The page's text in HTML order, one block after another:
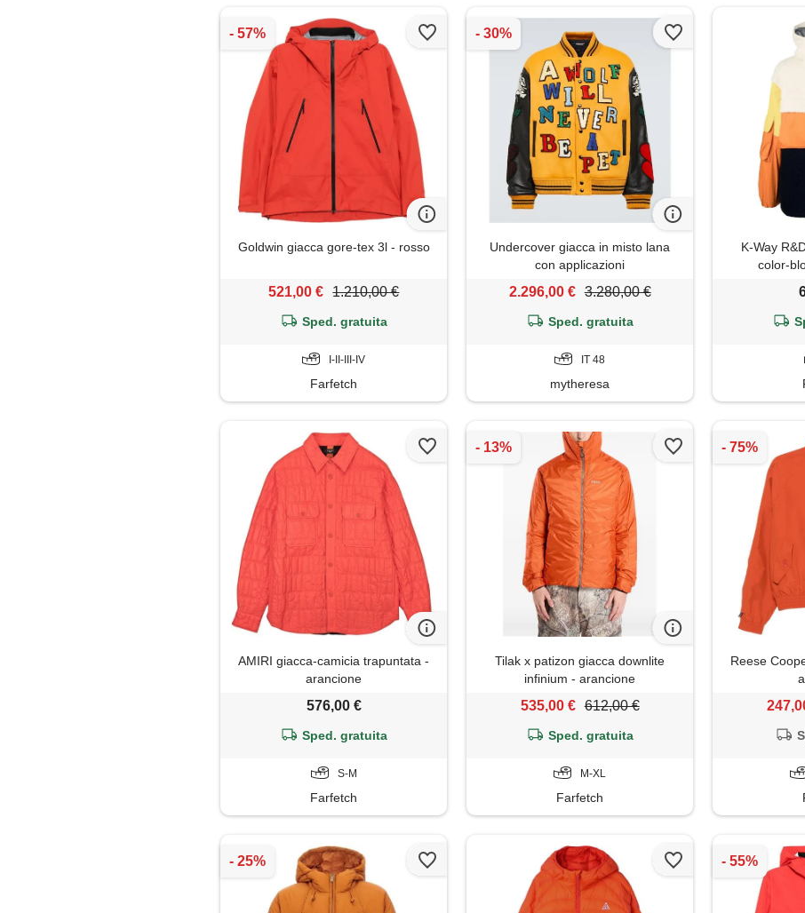
Goldwin giacca gore-tex 3l - rosso
521,00 € 1.210,00 €
Sped. gratuita
I-II-III-IV
Farfetch
Undercover giacca in misto lana
con applicazioni
2.296,00 € 3.280,00 €
Sped. gratuita
IT 48
mytheresa
K-Way
color-
AMIRI giacca-camicia trapuntata -
arancione
576,00 €
Sped. gratuita
S-M
Farfetch
Tilak x patizon giacca downlite
infinium - arancione
535,00 € 612,00 €
Sped. gratuita
M-XL
Farfetch
Reese